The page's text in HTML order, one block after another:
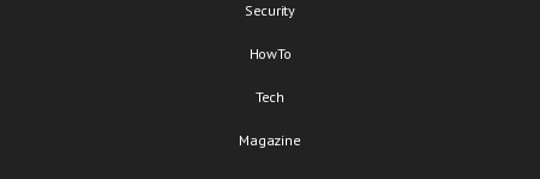
Security
HowTo
Tech
Magazine